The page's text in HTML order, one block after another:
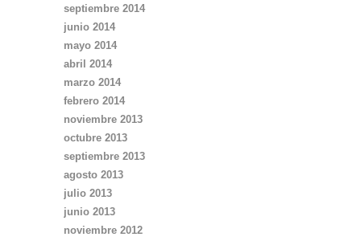
septiembre 2014
junio 2014
mayo 2014
abril 2014
marzo 2014
febrero 2014
noviembre 2013
octubre 2013
septiembre 2013
agosto 2013
julio 2013
junio 2013
noviembre 2012